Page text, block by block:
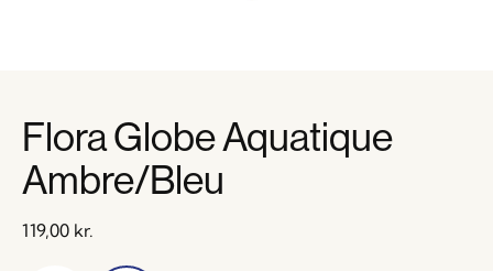
Flora Globe Aquatique
Ambre/Bleu
119,00 kr.